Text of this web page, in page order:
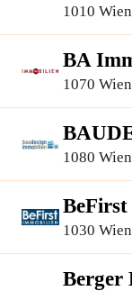
1010
BA
1070
1080
1030
Berger